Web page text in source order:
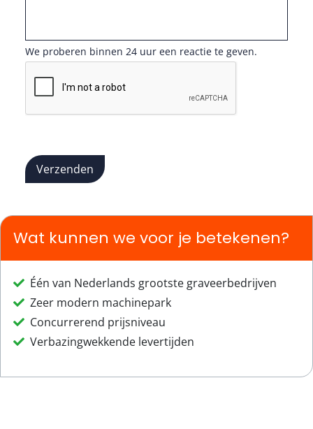
We proberen binnen 24 uur een reactie te geven.
Verzenden
Wat kunnen we voor je betekenen?
Één van Nederlands grootste graveerbedrijven
Zeer modern machinepark
Concurrerend prijsniveau
Verbazingwekkende levertijden